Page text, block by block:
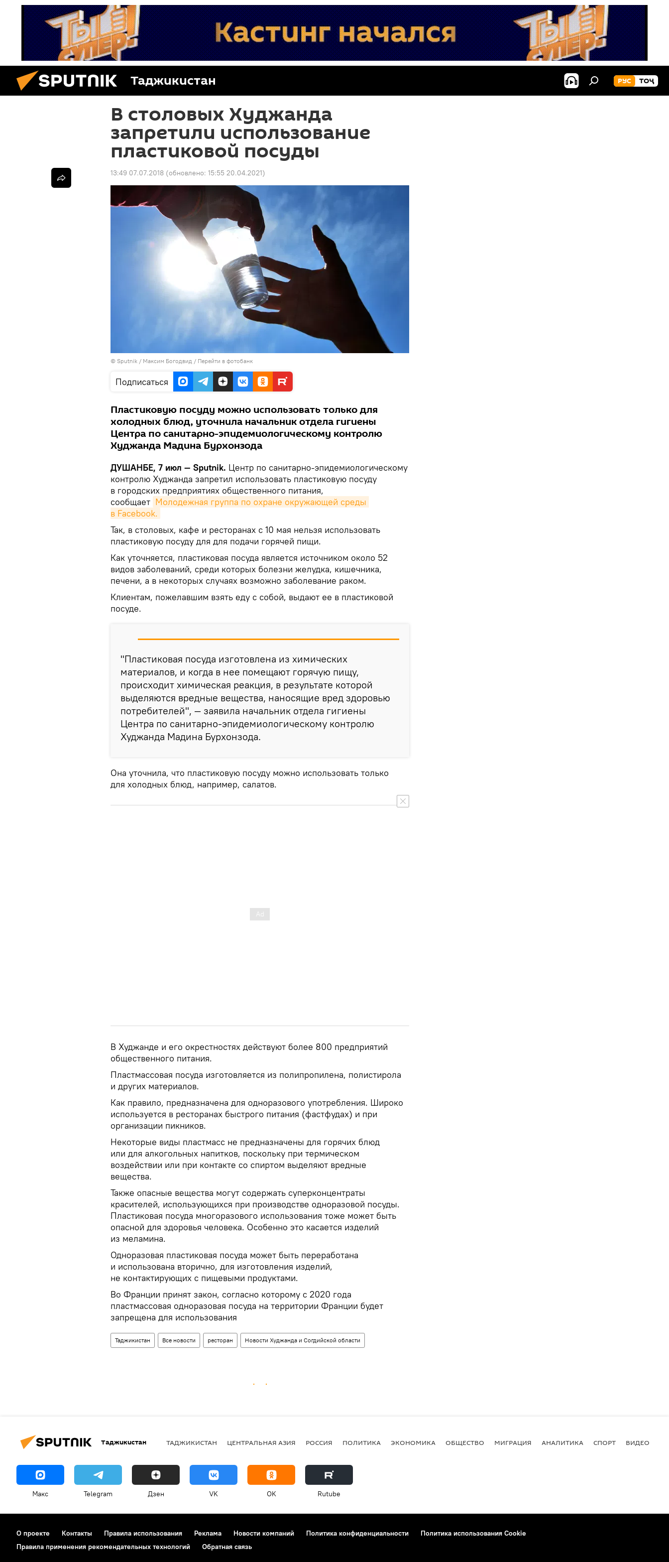
Таджикистан РУС ТОҶ
В столовых Худжанда
запретили использование
пластиковой посуды
13:49 07.07.2018 (обновлено: 15:55 20.04.2021)
© Sputnik / Максим Богодвид / Перейти в фотобанк
Подписаться
Пластиковую посуду можно использовать только для
холодных блюд, уточнила начальник отдела гигиены
Центра по санитарно-эпидемиологическому контролю
Худжанда Мадина Бурхонзода
ДУШАНБЕ, 7 июл — Sputnik. Центр по санитарно-эпидемиологическому
контролю Худжанда запретил использовать пластиковую посуду
в городских предприятиях общественного питания,
сообщает Молодежная группа по охране окружающей среды
в Facebook.
Так, в столовых, кафе и ресторанах с 10 мая нельзя использовать
пластиковую посуду для для подачи горячей пищи.
Как уточняется, пластиковая посуда является источником около 52
видов заболеваний, среди которых болезни желудка, кишечника,
печени, а в некоторых случаях возможно заболевание раком.
Клиентам, пожелавшим взять еду с собой, выдают ее в пластиковой
посуде.
"Пластиковая посуда изготовлена из химических
материалов, и когда в нее помещают горячую пищу,
происходит химическая реакция, в результате которой
выделяются вредные вещества, наносящие вред здоровью
потребителей", — заявила начальник отдела гигиены
Центра по санитарно-эпидемиологическому контролю
Худжанда Мадина Бурхонзода.
Она уточнила, что пластиковую посуду можно использовать только
для холодных блюд, например, салатов.
В Худжанде и его окрестностях действуют более 800 предприятий
общественного питания.
Пластмассовая посуда изготовляется из полипропилена, полистирола
и других материалов.
Как правило, предназначена для одноразового употребления. Широко
используется в ресторанах быстрого питания (фастфудах) и при
организации пикников.
Некоторые виды пластмасс не предназначены для горячих блюд
или для алкогольных напитков, поскольку при термическом
воздействии или при контакте со спиртом выделяют вредные
вещества.
Также опасные вещества могут содержать суперконцентраты
красителей, использующихся при производстве одноразовой посуды.
Пластиковая посуда многоразового использования тоже может быть
опасной для здоровья человека. Особенно это касается изделий
из меламина.
Одноразовая пластиковая посуда может быть переработана
и использована вторично, для изготовления изделий,
не контактирующих с пищевыми продуктами.
Во Франции принят закон, согласно которому с 2020 года
пластмассовая одноразовая посуда на территории Франции будет
запрещена для использования
Таджикистан Все новости ресторан Новости Худжанда и Согдийской области
Таджикистан ТАДЖИКИСТАН ЦЕНТРАЛЬНАЯ АЗИЯ РОССИЯ ПОЛИТИКА ЭКОНОМИКА ОБЩЕСТВО МИГРАЦИЯ АНАЛИТИКА СПОРТ ВИДЕО
Макс Telegram Дзен VK OK Rutube
О проекте Контакты Правила использования Реклама Новости компаний Политика конфиденциальности
Политика использования Cookie
Правила применения рекомендательных технологий
Обратная связь